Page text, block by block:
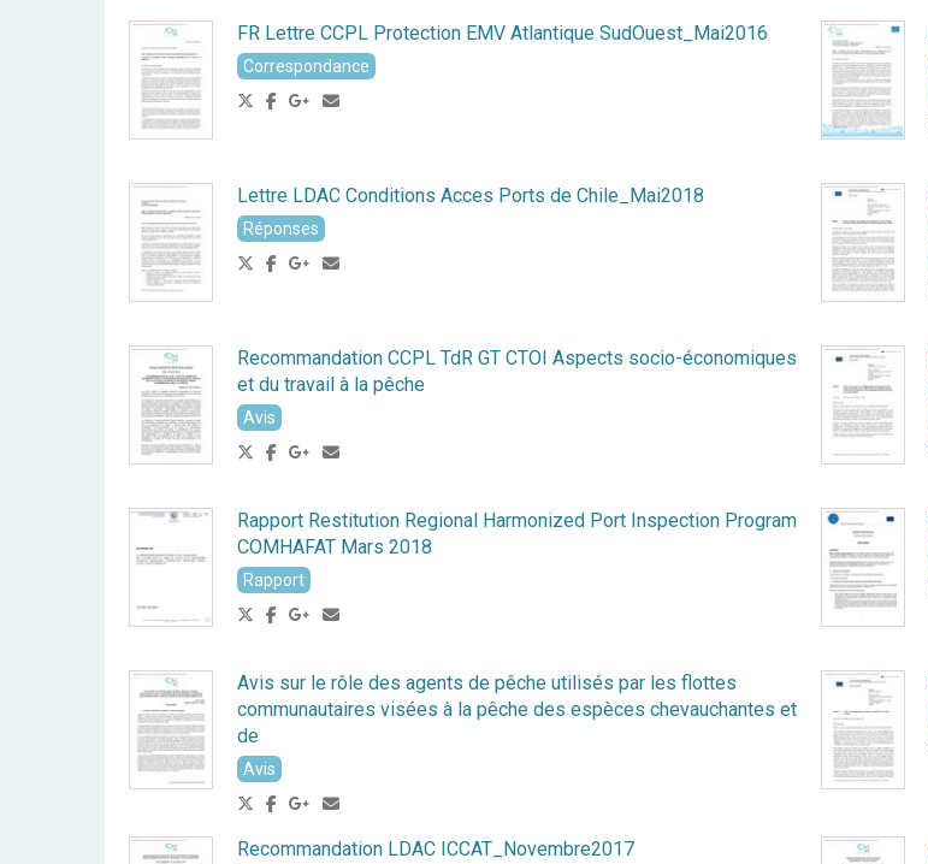
FR Lettre CCPL Protection EMV Atlantique SudOuest_Mai2016
Correspondance
Lettre LDAC Conditions Acces Ports de Chile_Mai2018
Réponses
Recommandation CCPL TdR GT CTOI Aspects socio-économiques
et du travail à la pêche
Avis
Rapport Restitution Regional Harmonized Port Inspection Program
COMHAFAT Mars 2018
Rapport
Avis sur le rôle des agents de pêche utilisés par les flottes
communautaires visées à la pêche des espèces chevauchantes et
de
Avis
Recommandation LDAC ICCAT_Novembre2017